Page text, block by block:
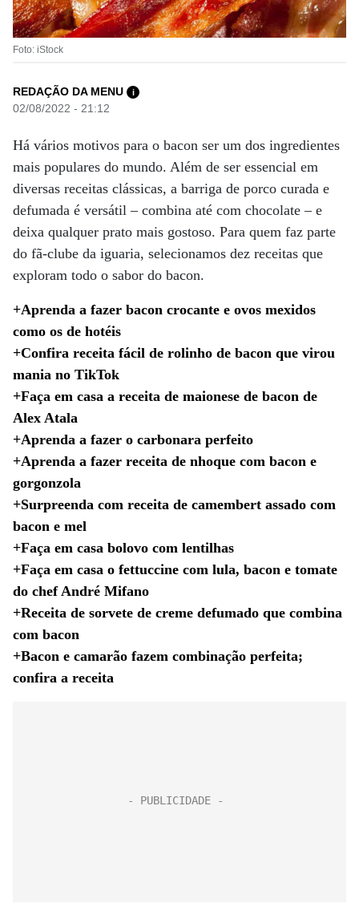
Foto: iStock
REDAÇÃO DA MENU i
02/08/2022 - 21:12
Há vários motivos para o bacon ser um dos ingredientes
mais populares do mundo. Além de ser essencial em
diversas receitas clássicas, a barriga de porco curada e
defumada é versátil – combina até com chocolate – e
deixa qualquer prato mais gostoso. Para quem faz parte
do fã-clube da iguaria, selecionamos dez receitas que
exploram todo o sabor do bacon.
+Aprenda a fazer bacon crocante e ovos mexidos
como os de hotéis
+Confira receita fácil de rolinho de bacon que virou
mania no TikTok
+Faça em casa a receita de maionese de bacon de
Alex Atala
+Aprenda a fazer o carbonara perfeito
+Aprenda a fazer receita de nhoque com bacon e
gorgonzola
+Surpreenda com receita de camembert assado com
bacon e mel
+Faça em casa bolovo com lentilhas
+Faça em casa o fettuccine com lula, bacon e tomate
do chef André Mifano
+Receita de sorvete de creme defumado que combina
com bacon
+Bacon e camarão fazem combinação perfeita;
confira a receita